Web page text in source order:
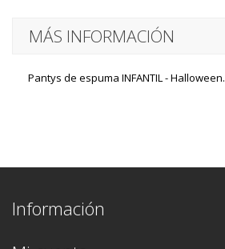
MÁS INFORMACIÓN
Pantys de espuma INFANTIL - Halloween.
Información